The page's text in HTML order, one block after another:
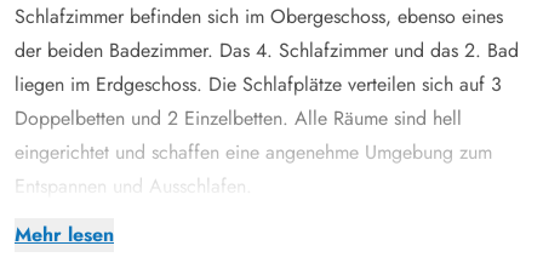
Mehr lesen
Schlafzimmer befinden sich im Obergeschoss, ebenso eines
der beiden Badezimmer. Das 4. Schlafzimmer und das 2. Bad
liegen im Erdgeschoss. Die Schlafplätze verteilen sich auf 3
Doppelbetten und 2 Einzelbetten. Alle Räume sind hell
eingerichtet und schaffen eine angenehme Umgebung zum
Entspannen und Ausschlafen.
Im offenen Wohnbereich könnt ihr gemeinsam kochen, essen